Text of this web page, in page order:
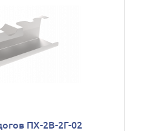
ПХ-2В-2Г-02